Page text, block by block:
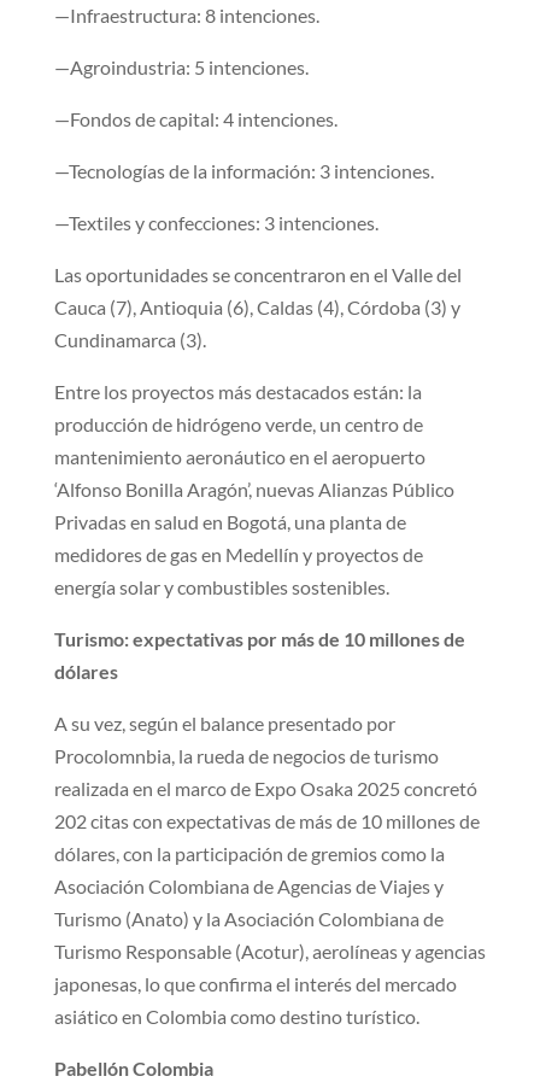
—Infraestructura: 8 intenciones.
—Agroindustria: 5 intenciones.
—Fondos de capital: 4 intenciones.
—Tecnologías de la información: 3 intenciones.
—Textiles y confecciones: 3 intenciones.
Las oportunidades se concentraron en el Valle del
Cauca (7), Antioquia (6), Caldas (4), Córdoba (3) y
Cundinamarca (3).
Entre los proyectos más destacados están: la
producción de hidrógeno verde, un centro de
mantenimiento aeronáutico en el aeropuerto
‘Alfonso Bonilla Aragón’, nuevas Alianzas Público
Privadas en salud en Bogotá, una planta de
medidores de gas en Medellín y proyectos de
energía solar y combustibles sostenibles.
Turismo: expectativas por más de 10 millones de
dólares
​A su vez, según el balance presentado por
Procolomnbia, la rueda de negocios de turismo
realizada en el marco de Expo Osaka 2025 concretó
202 citas con expectativas de más de 10 millones de
dólares, con la participación de gremios como la
Asociación Colombiana de Agencias de Viajes y
Turismo (Anato) y la Asociación Colombiana de
Turismo Responsable (Acotur), aerolíneas y agencias
japonesas, lo que confirma el interés del mercado
asiático en Colombia como destino turístico.
Pabell​ón Colombia